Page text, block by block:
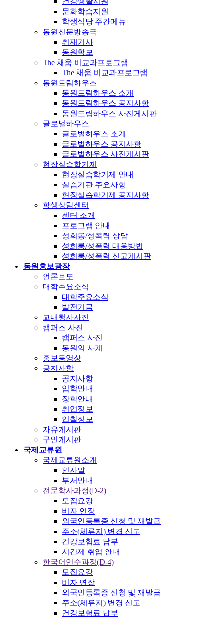
문화학습지원
학생식당 주간메뉴
동원신문방송국
취재기사
동원학보
The 채움 비교과프로그램
The 채움 비교과프로그램
동원드림하우스
동원드림하우스 소개
동원드림하우스 공지사항
동원드림하우스 사진게시판
글로벌하우스
글로벌하우스 소개
글로벌하우스 공지사항
글로벌하우스 사진게시판
현장실습학기제
현장실습학기제 안내
실습기관 주요사항
현장실습학기제 공지사항
학생상담센터
센터 소개
프로그램 안내
성희롱/성폭력 상담
성희롱/성폭력 대응방법
성희롱/성폭력 신고게시판
동원홍보광장
언론보도
대학주요소식
대학주요소식
발전기금
교내행사사진
캠퍼스 사진
캠퍼스 사진
동원의 사계
홍보동영상
공지사항
공지사항
입학안내
장학안내
취업정보
입찰정보
자유게시판
구인게시판
국제교류원
국제교류원소개
인사말
부서안내
전문학사과정(D-2)
모집요강
비자 연장
외국인등록증 신청 및 재발급
주소(체류지) 변경 신고
건강보험료 납부
시간제 취업 안내
한국어연수과정(D-4)
모집요강
비자 연장
외국인등록증 신청 및 재발급
주소(체류지) 변경 신고
건강보험료 납부